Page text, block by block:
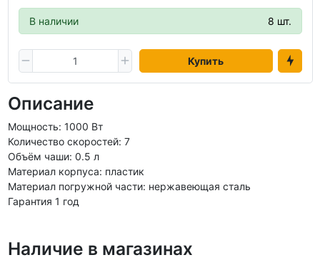
В наличии 8 шт.
Купить
Описание
Мощность: 1000 Вт
Количество скоростей: 7
Объём чаши: 0.5 л
Материал корпуса: пластик
Материал погружной части: нержавеющая сталь
Гарантия 1 год
Наличие в магазинах